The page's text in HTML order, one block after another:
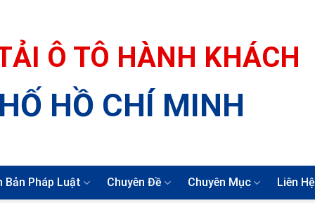
Ô TÔ HÀNH KHÁCH
HỒ CHÍ MINH
Bản Pháp Luật Chuyên Đề Chuyên Mục Liên Hệ